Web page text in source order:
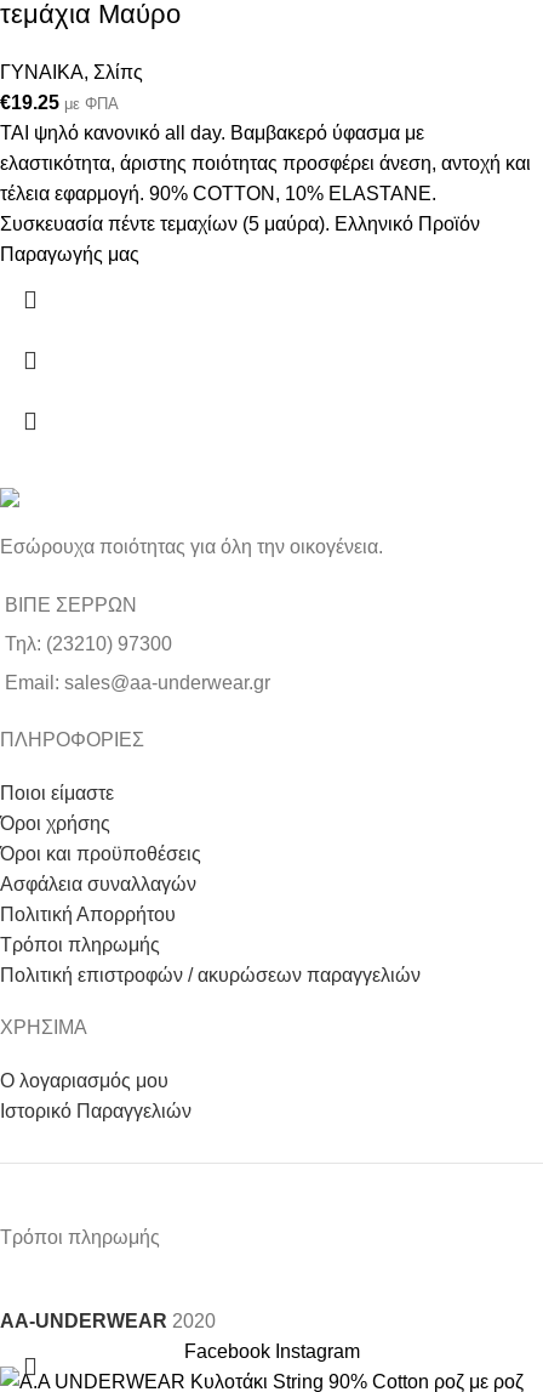
τεμάχια Μαύρο
ΓΥΝΑΙΚΑ, Σλίπς
€19.25 με ΦΠΑ
ΤΑΙ ψηλό κανονικό all day. Βαμβακερό ύφασμα με
ελαστικότητα, άριστης ποιότητας προσφέρει άνεση, αντοχή και
τέλεια εφαρμογή. 90% COTTON, 10% ELASTANE.
Συσκευασία πέντε τεμαχίων (5 μαύρα). Ελληνικό Προϊόν
Παραγωγής μας
Εσώρουχα ποιότητας για όλη την οικογένεια.
ΒΙΠΕ ΣΕΡΡΩΝ
Τηλ: (23210) 97300
Email: sales@aa-underwear.gr
ΠΛΗΡΟΦΟΡΙΕΣ
Ποιοι είμαστε
Όροι χρήσης
Όροι και προϋποθέσεις
Ασφάλεια συναλλαγών
Πολιτική Απορρήτου
Τρόποι πληρωμής
Πολιτική επιστροφών / ακυρώσεων παραγγελιών
ΧΡΗΣΙΜΑ
Ο λογαριασμός μου
Ιστορικό Παραγγελιών
Τρόποι πληρωμής
AA-UNDERWEAR 2020
Facebook Instagram